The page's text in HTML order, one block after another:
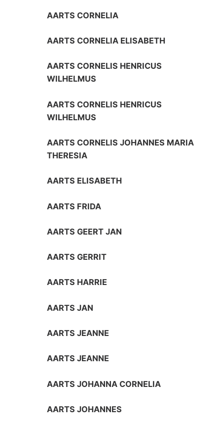
AARTS CORNELIA
AARTS CORNELIA ELISABETH
AARTS CORNELIS HENRICUS
WILHELMUS
AARTS CORNELIS HENRICUS
WILHELMUS
AARTS CORNELIS JOHANNES MARIA
THERESIA
AARTS ELISABETH
AARTS FRIDA
AARTS GEERT JAN
AARTS GERRIT
AARTS HARRIE
AARTS JAN
AARTS JEANNE
AARTS JEANNE
AARTS JOHANNA CORNELIA
AARTS JOHANNES